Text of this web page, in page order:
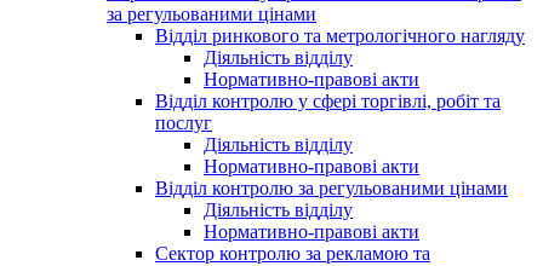
за регульованими цінами
Відділ ринкового та метрологічного нагляду
Діяльність відділу
Нормативно-правові акти
Відділ контролю у сфері торгівлі, робіт та
послуг
Діяльність відділу
Нормативно-правові акти
Відділ контролю за регульованими цінами
Діяльність відділу
Нормативно-правові акти
Сектор контролю за рекламою та